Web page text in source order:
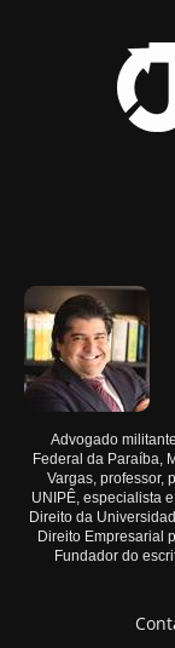
Advogado
Federal da Paraíba,
Vargas, professor,
UNIPÊ, especialista
Direito da
Direito Empresarial
Fundador do